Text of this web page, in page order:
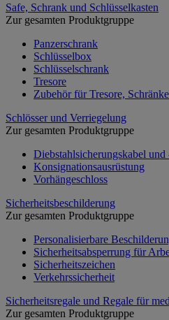
Safe, Schrank und Schlüsselkasten
Zur gesamten Produktgruppe
Panzerschrank
Schlüsselbox
Schlüsselschrank
Tresore
Zubehör für Tresore,
Schlösser und Verriegelung
Zur gesamten Produktgruppe
Diebstahlsicherungskabel und
Konsignationsausrüstung
Vorhängeschloss
Sicherheitsbeschilderung
Zur gesamten Produktgruppe
Personalisierbare
Sicherheitsabsperrung für
Sicherheitszeichen
Verkehrssicherheit
Sicherheitsregale und Regale für
Zur gesamten Produktgruppe